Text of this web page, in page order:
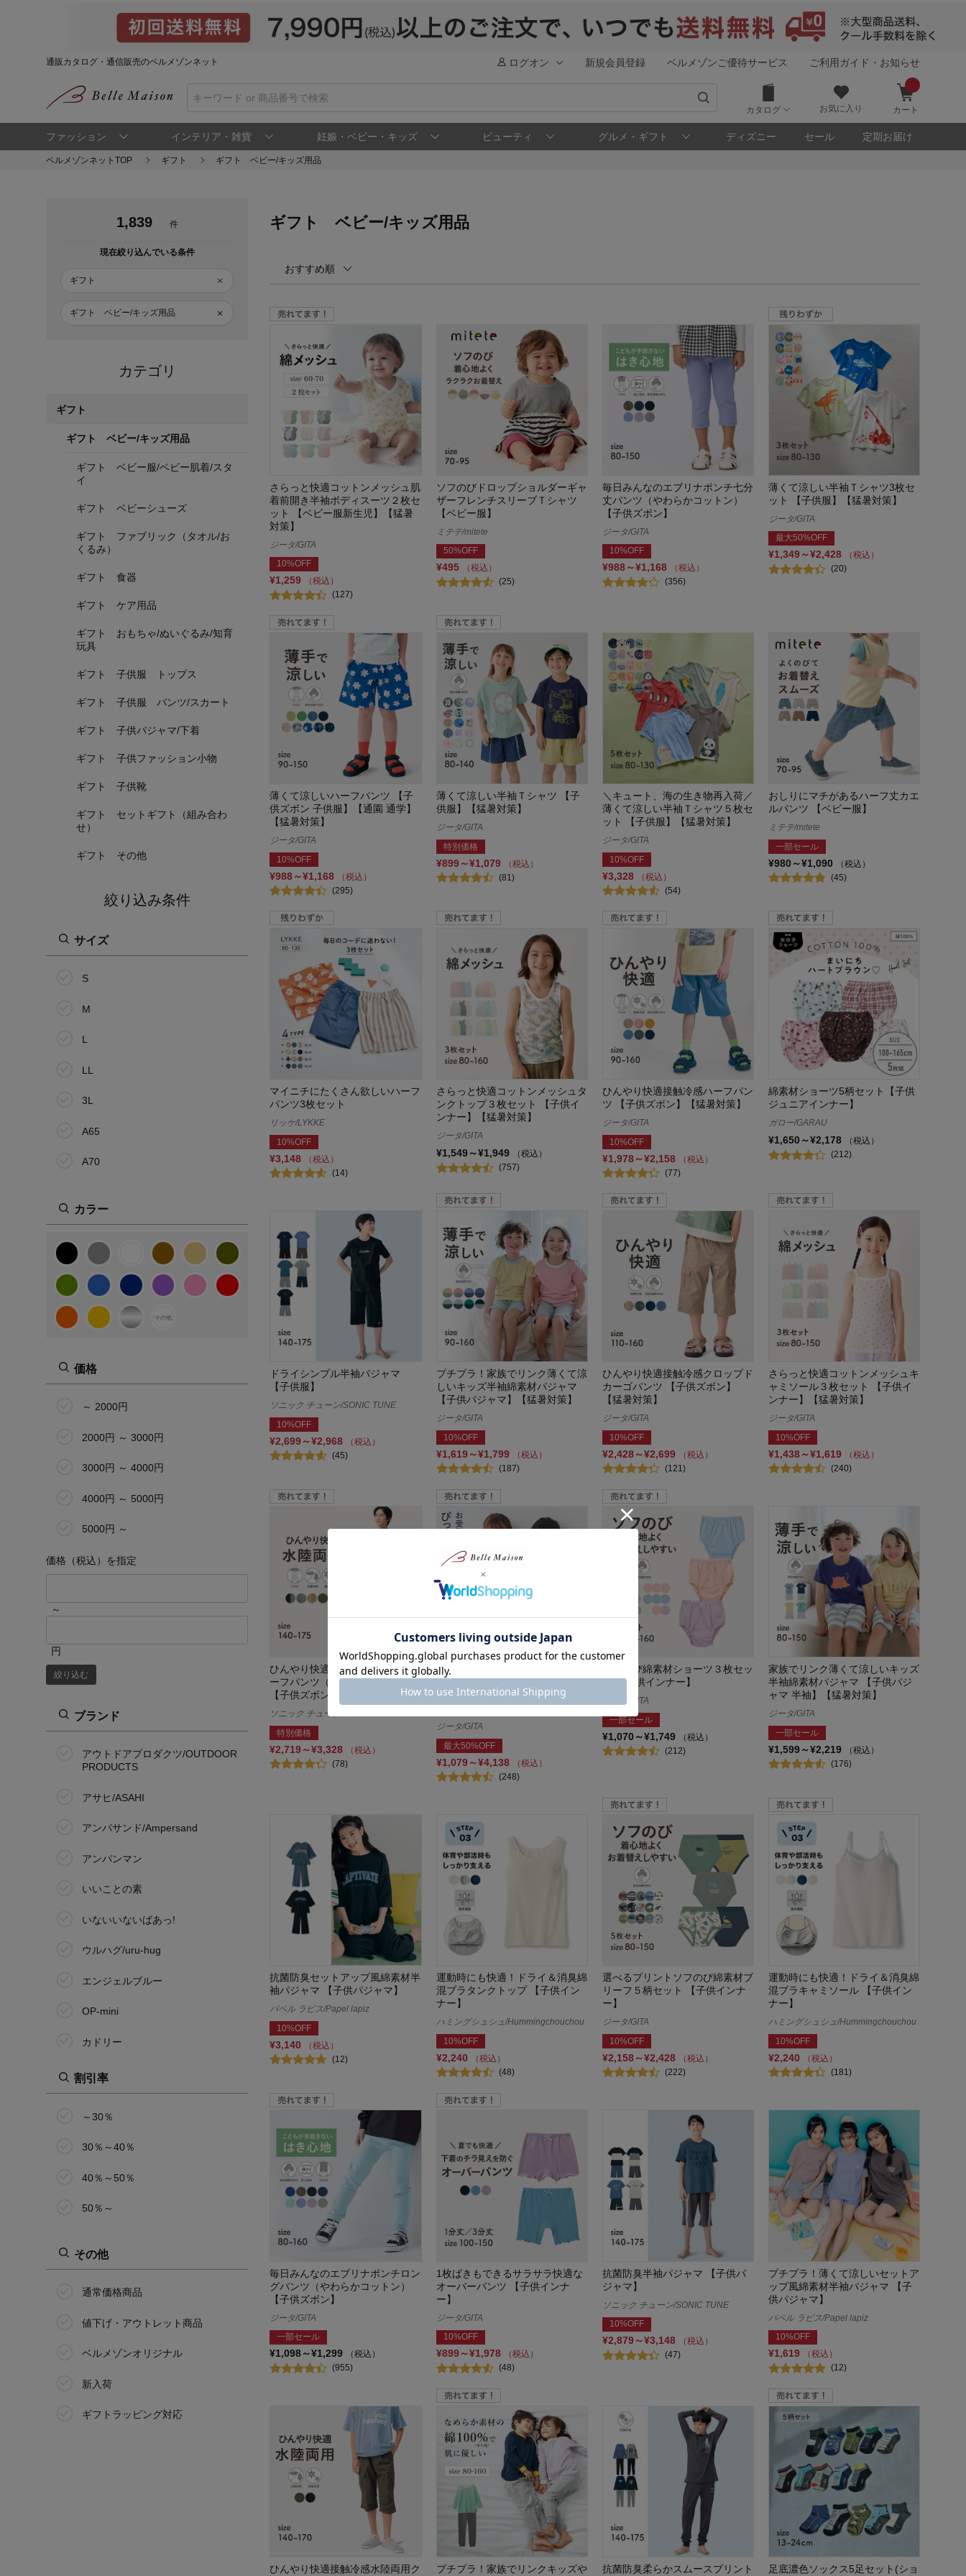
通販カタログ・通信販売のベルメゾンネット ログオン 新規会員登録 ベルメゾンご優待サービス ご利用ガイド・お知らせ
カタログ お気に入り カート
ファッション インテリア・雑貨 妊娠・ベビー・キッズ ビューティ グルメ・ギフト ディズニー セール 定期お届け
ベルメゾンネットTOP ギフト ギフト ベビー/キッズ用品
1,839 件
現在絞り込んでいる条件
ギフト
ギフト ベビー/キッズ用品
カテゴリ
ギフト
ギフト ベビー/キッズ用品
ギフト ベビー服/ベビー肌着/スタ
イ
ギフト ベビーシューズ
ギフト ファブリック（タオル/お
くるみ）
ギフト 食器
ギフト ケア用品
ギフト おもちゃ/ぬいぐるみ/知育
玩具
ギフト 子供服 トップス
ギフト 子供服 パンツ/スカート
ギフト 子供パジャマ/下着
ギフト 子供ファッション小物
ギフト 子供靴
ギフト セットギフト（組み合わ
せ）
ギフト その他
絞り込み条件
サイズ
S
M
L
LL
3L
A65
A70
B65
B70
B75
C65
C75
7.0cm～
9.0cm～
11.0cm
12.0cm
13.0cm
14.0cm
16.0cm
18.0cm
19.0cm
21.0cm
21.5cm
22.0cm
22.5cm
23.0cm
23.5cm
24.0cm
24.5cm
25.0cm
30.0cm
50cm
100cm
110cm
120cm
130cm
140cm
150cm
カラー
その他
価格
～ 2000円
2000円 ～ 3000円
3000円 ～ 4000円
4000円 ～ 5000円
5000円 ～
価格（税込）を指定
～
円
絞り込む
ブランド
アウトドアプロダクツ/OUTDOOR
PRODUCTS
アサヒ/ASAHI
アンパサンド/Ampersand
アンパンマン
いいことの素
いないいないばあっ!
ウルハグ/uru-hug
エンジェルブルー
OP-mini
カドリー
ガロー/GARAU
ルン
コールマン/Coleman
座(THE)パンツ
サラリスト/Salalist
サンリオキャラクターズ
ジータ/GITA
シナぷしゅ
シュライヒ/Schleich
割引率
～30％
30％～40％
40％～50％
50％～
その他
通常価格商品
値下げ・アウトレット商品
ベルメゾンオリジナル
新入荷
ギフトラッピング対応
ギフト ベビー/キッズ用品
おすすめ順
さらっと快適コットンメッシュ肌
着前開き半袖ボディスーツ２枚セ
ット 【ベビー服新生児】【猛暑
対策】
ジータ/GITA
10%OFF
¥1,259
（税込）
(127)
ソフのびドロップショルダーギャ
ザーフレンチスリーブＴシャツ
【ベビー服】
ミテテ/mitete
50%OFF
¥495
（税込）
(25)
毎日みんなのエブリナポンチ七分
丈パンツ（やわらかコットン）
【子供ズボン】
ジータ/GITA
10%OFF
¥988～¥1,168
（税込）
(356)
薄くて涼しい半袖Ｔシャツ3枚セ
ット 【子供服】【猛暑対策】
ジータ/GITA
最大50%OFF
¥1,349～¥2,428
（税込）
(20)
薄くて涼しいハーフパンツ 【子
供ズボン 子供服】【通園 通学】
【猛暑対策】
ジータ/GITA
10%OFF
¥988～¥1,168
（税込）
(295)
薄くて涼しい半袖Ｔシャツ 【子
供服】【猛暑対策】
ジータ/GITA
特別価格
¥899～¥1,079
（税込）
(81)
＼キュート、海の生き物再入荷／
薄くて涼しい半袖Ｔシャツ５枚セ
ット 【子供服】【猛暑対策】
ジータ/GITA
10%OFF
¥3,328
（税込）
(54)
おしりにマチがあるハーフ丈カエ
ルパンツ 【ベビー服】
ミテテ/mitete
一部セール
¥980～¥1,090
（税込）
(45)
マイニチにたくさん欲しいハーフ
パンツ3枚セット
リッケ/LYKKE
10%OFF
¥3,148
（税込）
(14)
さらっと快適コットンメッシュタ
ンクトップ３枚セット 【子供イ
ンナー】【猛暑対策】
ジータ/GITA
¥1,549～¥1,949
（税込）
(757)
ひんやり快適接触冷感ハーフパン
ツ 【子供ズボン】【猛暑対策】
ジータ/GITA
10%OFF
¥1,978～¥2,158
（税込）
(77)
綿素材ショーツ5柄セット【子供
ジュニアインナー】
ガロー/GARAU
¥1,650～¥2,178
（税込）
(212)
ドライシンプル半袖パジャマ
【子供服】
ソニック チューン/SONIC TUNE
10%OFF
¥2,699～¥2,968
（税込）
(45)
プチプラ！家族でリンク薄くて涼
しいキッズ半袖綿素材パジャマ
【子供パジャマ】【猛暑対策】
ジータ/GITA
10%OFF
¥1,619～¥1,799
（税込）
(187)
ひんやり快適接触冷感クロップド
カーゴパンツ 【子供ズボン】
【猛暑対策】
ジータ/GITA
10%OFF
¥2,428～¥2,699
（税込）
(121)
さらっと快適コットンメッシュキ
ャミソール３枚セット 【子供イ
ンナー】【猛暑対策】
ジータ/GITA
10%OFF
¥1,438～¥1,619
（税込）
(240)
ひんやり快適接触冷感水陸両用ハ
ーフパンツ（ウエスト調節可）
【子供ズボン】【猛暑対策】
ソニック チューン/SONIC TUNE
特別価格
¥2,719～¥3,328
（税込）
(78)
＜ベルポロ＞【選べる4タイプ】
半袖ポロシャツ（標準/ゆったり×
綿100%/ドライ） 【制服 白】【3
枚セットあり】
ジータ/GITA
最大50%OFF
¥1,079～¥4,138
（税込）
(248)
ソフのび綿素材ショーツ３枚セッ
ト 【子供インナー】
ジータ/GITA
一部セール
¥1,070～¥1,749
（税込）
(212)
家族でリンク薄くて涼しいキッズ
半袖綿素材パジャマ 【子供パジ
ャマ 半袖】【猛暑対策】
ジータ/GITA
一部セール
¥1,599～¥2,219
（税込）
(176)
抗菌防臭セットアップ風綿素材半
袖パジャマ 【子供パジャマ】
パペル ラピス/Papel lapiz
10%OFF
¥3,140
（税込）
(12)
運動時にも快適！ドライ＆消臭綿
混ブラタンクトップ 【子供イン
ナー】
ハミングシュシュ/Hummingchouchou
10%OFF
¥2,240
（税込）
(48)
選べるプリントソフのび綿素材ブ
リーフ５柄セット 【子供インナ
ー】
ジータ/GITA
10%OFF
¥2,158～¥2,428
（税込）
(222)
運動時にも快適！ドライ＆消臭綿
混ブラキャミソール 【子供イン
ナー】
ハミングシュシュ/Hummingchouchou
10%OFF
¥2,240
（税込）
(181)
毎日みんなのエブリナポンチロン
グパンツ（やわらかコットン）
【子供ズボン】
ジータ/GITA
一部セール
¥1,098～¥1,299
（税込）
(955)
1枚ばきもできるサラサラ快適な
オーバーパンツ 【子供インナ
ー】
ジータ/GITA
10%OFF
¥899～¥1,978
（税込）
(48)
抗菌防臭半袖パジャマ 【子供パ
ジャマ】
ソニック チューン/SONIC TUNE
10%OFF
¥2,879～¥3,148
（税込）
(47)
プチプラ！薄くて涼しいセットア
ップ風綿素材半袖パジャマ 【子
供パジャマ】
パペル ラピス/Papel lapiz
10%OFF
¥1,619
（税込）
(12)
ひんやり快適接触冷感水陸両用ク
プチプラ！家族でリンクキッズや
抗菌防臭柔らかスムースプリント
足底濃色ソックス5足セット(ショ